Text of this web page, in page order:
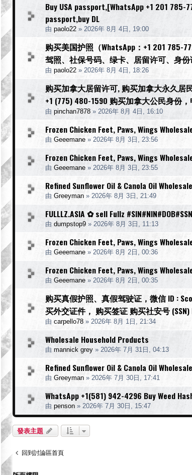
Buy USA passport,[WhatsApp +1 201 785-
passport,buy DL
由 paolo22 » 2026年 8月 4日, 19:00
购买美国护照（WhatsApp：+1 201 785-
驾照、社保号码、绿卡、居留许可、身
由 paolo22 » 2026年 8月 4日, 18:26
购买加拿大居留许可, 购买加拿大永久居
+1 (775) 480-1590 购买加拿大公民身份
由 pinchan7878 » 2026年 8月 4日, 16:10
Frozen Chicken Feet, Paws, Wings
由 Geeemane » 2026年 8月 3日, 23:56
Frozen Chicken Feet, Paws, Wings
由 Geeemane » 2026年 8月 3日, 23:55
Refined Sunflower Oil & Canola Oil
由 Greeyman » 2026年 8月 3日, 21:49
FULLLZ.ASIA ✿ sell Fullz
由 dumpstop9 » 2026年 8月 3日, 11:13
Frozen Chicken Feet, Paws, Wings
由 Geeemane » 2026年 8月 2日, 00:36
Frozen Chicken Feet, Paws, Wings
由 Geeemane » 2026年 8月 2日, 00:35
购买真假护照、真假驾驶证，微信 ID :
买外交证件， 购买签证 购买社安号
由 carpello78 » 2026年 8月 1日, 21:34
Wholesale Household Products
由 mannick grey » 2026年 7月 31日, 04:13
Refined Sunflower Oil & Canola Oil
由 Greeyman » 2026年 7月 30日, 17:41
WhatsApp +1(581) 942-4296 Buy Weed
由 penson » 2026年 7月 30日, 15:47
發表主題
回到討論區首頁